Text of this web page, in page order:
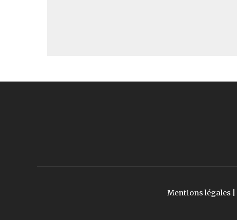
Mentions légales